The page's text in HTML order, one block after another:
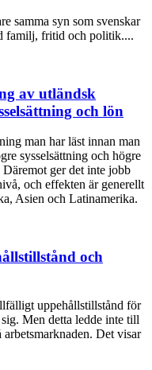
samma syn som svenskar
familj, fritid och politik....
av utländsk
och lön
man har läst innan man
sysselsättning och högre
ger det inte jobb
och effekten är generellt
Asien och Latinamerika.
och
uppehållstillstånd för
Men detta ledde inte till
Det visar